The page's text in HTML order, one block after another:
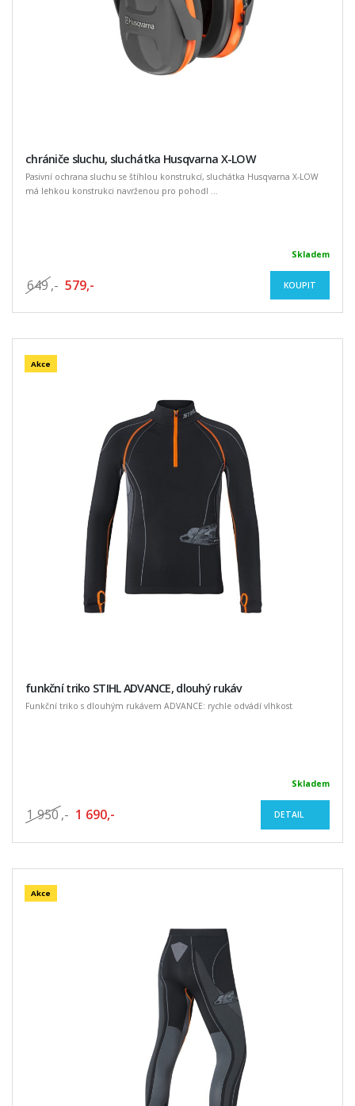
chrániče sluchu, sluchátka Husqvarna X-LOW
Pasivní ochrana sluchu se štíhlou konstrukcí, sluchátka Husqvarna X-LOW
má lehkou konstrukci navrženou pro pohodl ...
Skladem
649 ,- 579,- KOUPIT
Akce
funkční triko STIHL ADVANCE, dlouhý rukáv
Funkční triko s dlouhým rukávem ADVANCE: rychle odvádí vlhkost
Skladem
1 950 ,- 1 690,- DETAIL
Akce